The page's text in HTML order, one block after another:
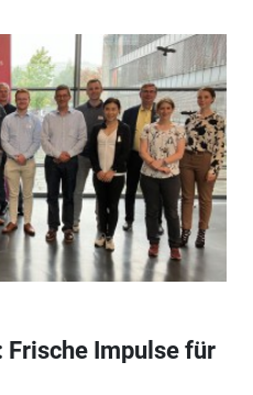
Impulse für